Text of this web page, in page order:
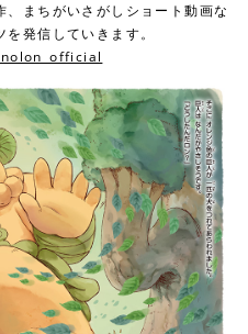
まちがいさがしショート動画な
発信していきます。